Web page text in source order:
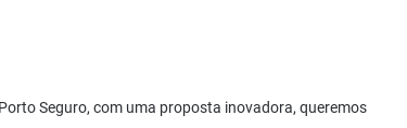
Seguro, com uma proposta inovadora, queremos